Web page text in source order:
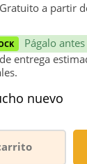
a partir
Págalo
entrega
nuevo